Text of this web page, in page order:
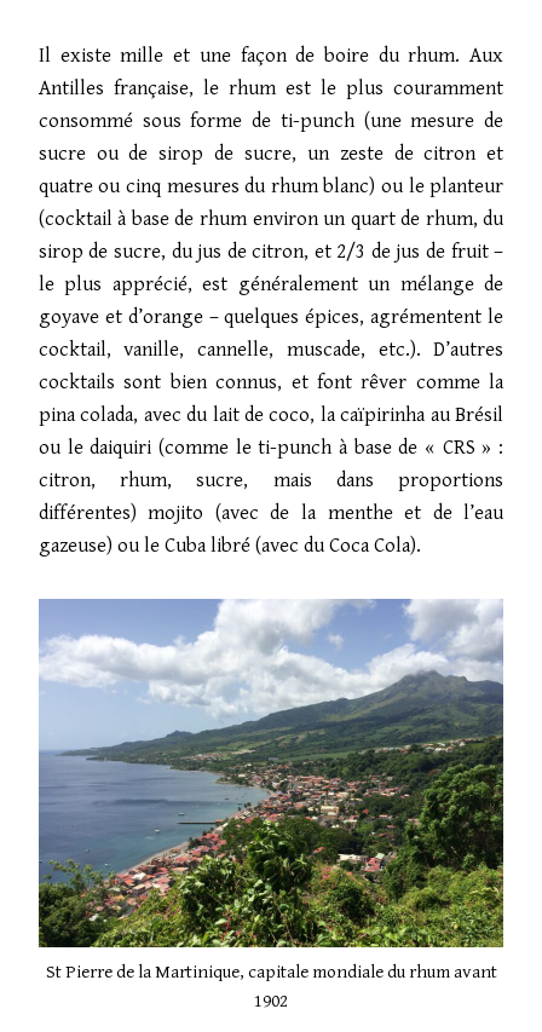
Il existe mille et une façon de boire du rhum. Aux
Antilles française, le rhum est le plus couramment
consommé sous forme de ti-punch (une mesure de
sucre ou de sirop de sucre, un zeste de citron et
quatre ou cinq mesures du rhum blanc) ou le planteur
(cocktail à base de rhum environ un quart de rhum, du
sirop de sucre, du jus de citron, et 2/3 de jus de fruit –
le plus apprécié, est généralement un mélange de
goyave et d’orange – quelques épices, agrémentent le
cocktail, vanille, cannelle, muscade, etc.). D’autres
cocktails sont bien connus, et font rêver comme la
pina colada, avec du lait de coco, la caïpirinha au Brésil
ou le daiquiri (comme le ti-punch à base de « CRS » :
citron, rhum, sucre, mais dans proportions
différentes) mojito (avec de la menthe et de l’eau
gazeuse) ou le Cuba libré (avec du Coca Cola).
St Pierre de la Martinique, capitale mondiale du rhum avant
1902